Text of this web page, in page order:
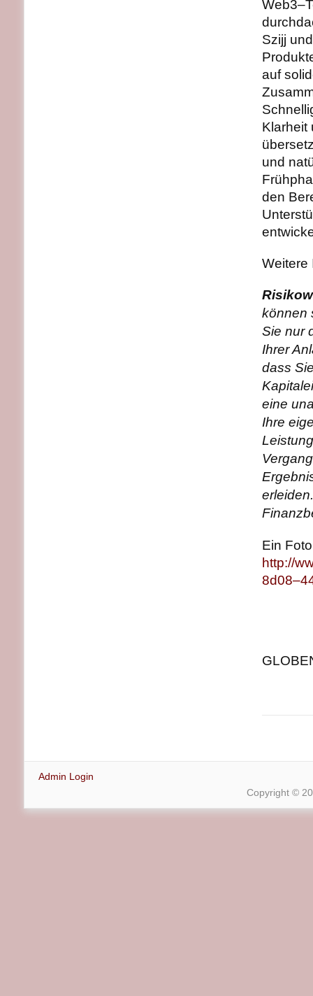
Szijj
auf
Klarheit
und
den
Weitere
können
Sie nur
Ihrer
dass
eine
Ihre
Ein
http://
Admin Login
Copyright ©